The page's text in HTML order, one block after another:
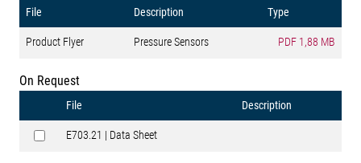
File Description Type
Product Flyer Pressure Sensors PDF 1,88 MB
On Request
File Description
E703.21 | Data Sheet